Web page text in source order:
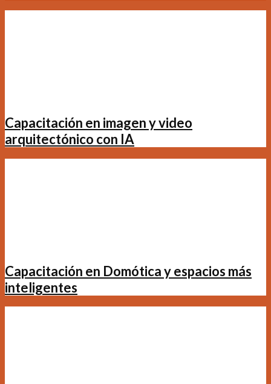
Capacitación en imagen y video
arquitectónico con IA
Capacitación en Domótica y espacios más
inteligentes